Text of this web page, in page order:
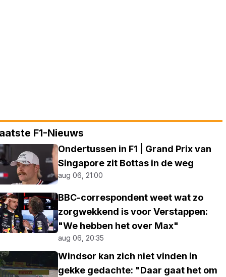
F1-Nieuws
Ondertussen in F1 | Grand Prix van
Singapore zit Bottas in de weg
aug 06, 21:00
BBC-correspondent weet wat zo
zorgwekkend is voor Verstappen:
"We hebben het over Max"
aug 06, 20:35
Windsor kan zich niet vinden in
gekke gedachte: "Daar gaat het om